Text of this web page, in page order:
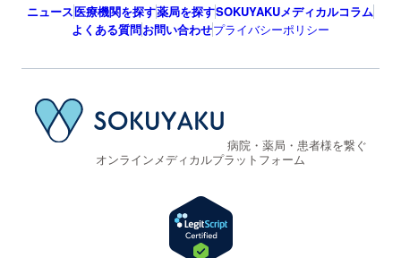
ニュース医療機関を探す薬局を探すSOKUYAKUメディカルコラム
よくある質問お問い合わせプライバシーポリシー
病院・薬局・患者様を繋ぐ
オンラインメディカルプラットフォーム